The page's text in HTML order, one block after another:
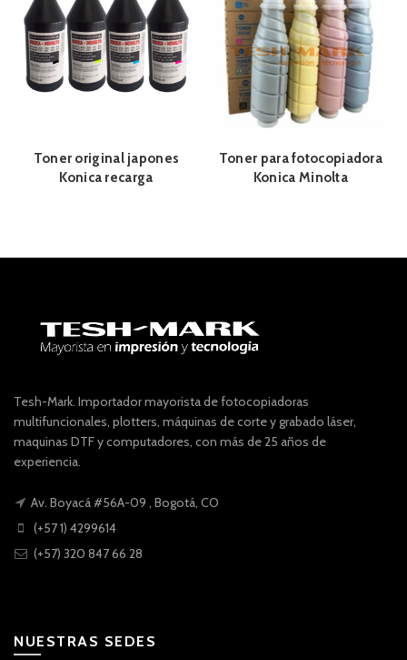
Toner original japones
Konica recarga
Toner para fotocopiadora
Konica Minolta
Tesh-Mark. Importador mayorista de fotocopiadoras
multifuncionales, plotters, máquinas de corte y grabado láser,
maquinas DTF y computadores, con más de 25 años de
experiencia.
Av. Boyacá #56A-09 , Bogotá, CO
(+57 1) 4299614
(+57) 320 847 66 28
NUESTRAS SEDES